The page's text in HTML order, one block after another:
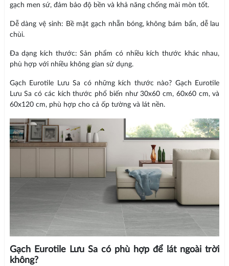
gạch men sứ, đảm bảo độ bền và khả năng chống mài mòn tốt.
Dễ dàng vệ sinh: Bề mặt gạch nhẵn bóng, không bám bẩn, dễ lau
chùi.
Đa dạng kích thước: Sản phẩm có nhiều kích thước khác nhau,
phù hợp với nhiều không gian sử dụng.
Gạch Eurotile Lưu Sa có những kích thước nào? Gạch Eurotile
Lưu Sa có các kích thước phổ biến như 30x60 cm, 60x60 cm, và
60x120 cm, phù hợp cho cả ốp tường và lát nền.
Gạch Eurotile Lưu Sa có phù hợp để lát ngoài trời
không?